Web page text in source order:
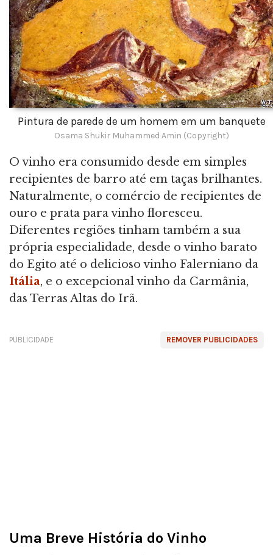
Pintura de parede de um homem em um banquete
Osama Shukir Muhammed Amin (Copyright)
O vinho era consumido desde em simples
recipientes de barro até em taças brilhantes.
Naturalmente, o comércio de recipientes de
ouro e prata para vinho floresceu.
Diferentes regiões tinham também a sua
própria especialidade, desde o vinho barato
do Egito até o delicioso vinho Falerniano da
Itália, e o excepcional vinho da Carmânia,
das Terras Altas do Irã.
REMOVER PUBLICIDADES
PUBLICIDADE
Uma Breve História do Vinho